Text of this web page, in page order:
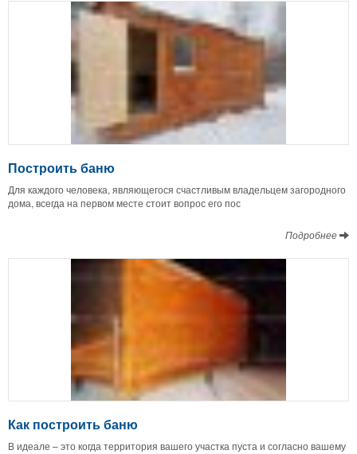
Построить баню
Для каждого человека, являющегося счастливым владельцем загородного
дома, всегда на первом месте стоит вопрос его пос
Подробнее
Как построить баню
В идеале – это когда территория вашего участка пуста и согласно вашему